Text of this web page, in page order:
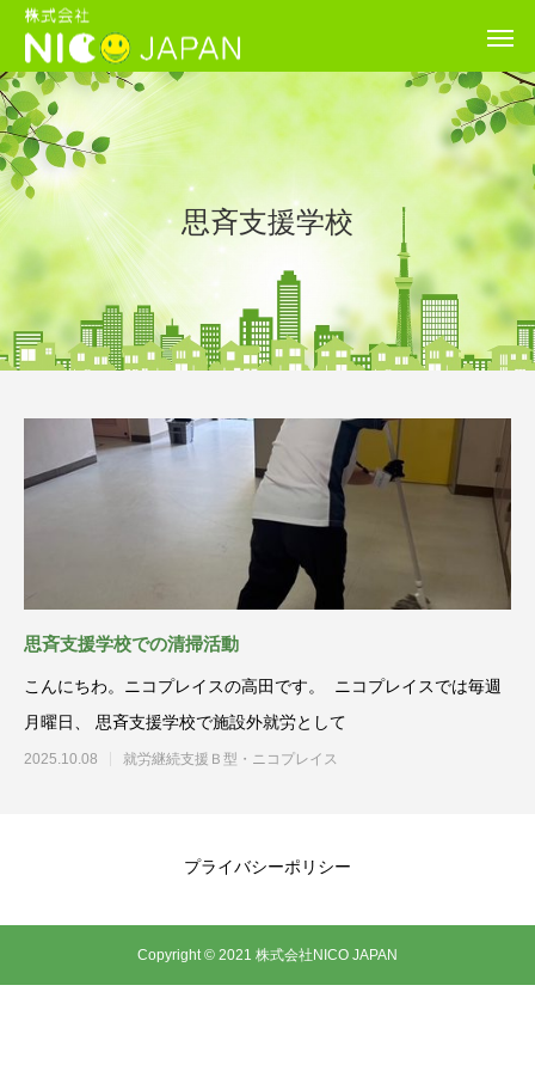
思斉支援学校
思斉支援学校での清掃活動
こんにちわ。ニコプレイスの高田です。 ニコプレイスでは毎週
月曜日、 思斉支援学校で施設外就労として
2025.10.08 就労継続支援Ｂ型・ニコプレイス
プライバシーポリシー
Copyright © 2021 株式会社NICO JAPAN